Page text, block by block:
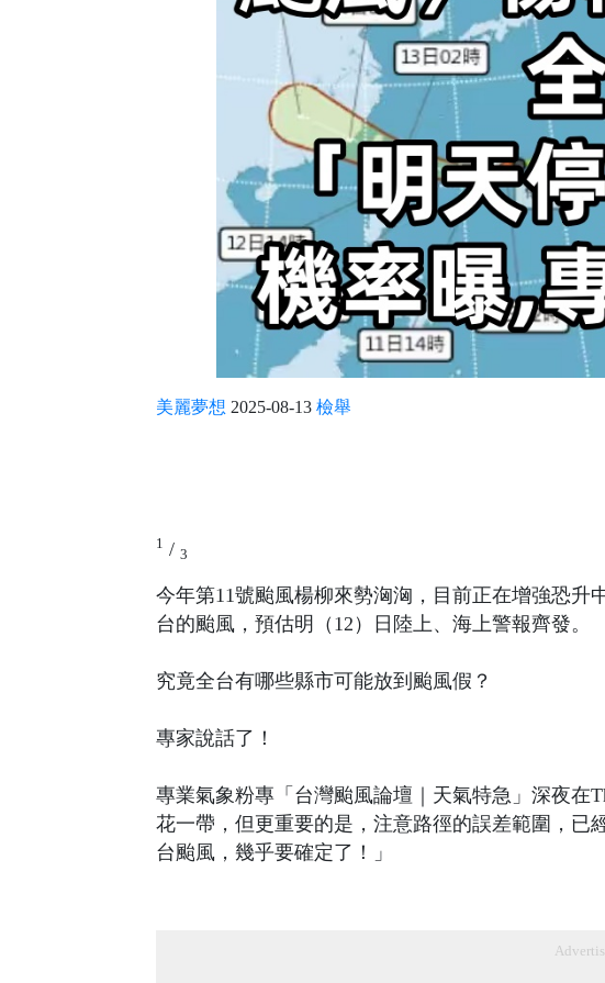
美麗夢想 2025-08-13 檢舉
1 / 3
今年第11號颱風楊柳來勢洶洶，目前正在增強恐
台的颱風，預估明（12）日陸上、海上警報齊發。
究竟全台有哪些縣市可能放到颱風假？
專家說話了！
專業氣象粉專「台灣颱風論壇｜天氣特急」深夜在
花一帶，但更重要的是，注意路徑的誤差範圍，已
台颱風，幾乎要確定了！」